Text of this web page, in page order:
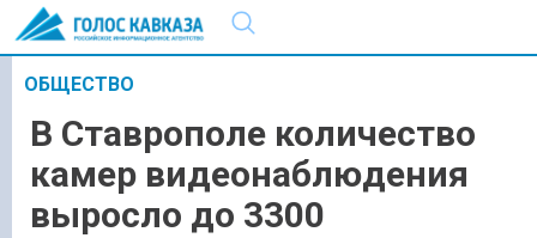
ОБЩЕСТВО
В Ставрополе количество
камер видеонаблюдения
выросло до 3300